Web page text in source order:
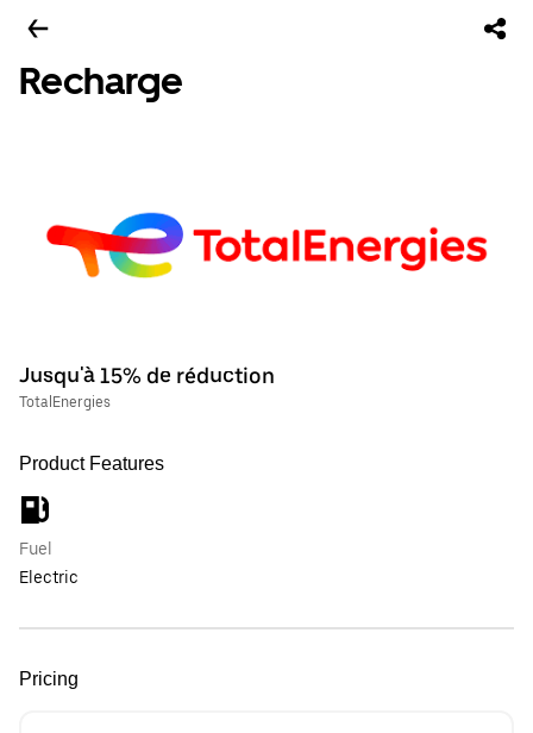
Recharge
Jusqu'à 15% de réduction
TotalEnergies
Product Features
Fuel
Electric
Pricing